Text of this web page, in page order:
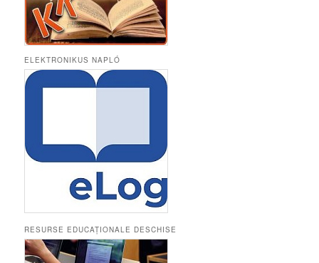
ELEKTRONIKUS NAPLÓ
RESURSE EDUCAȚIONALE DESCHISE